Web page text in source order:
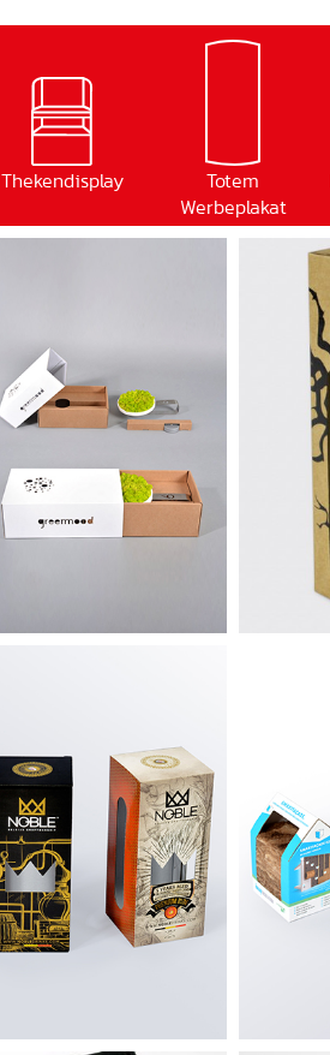
Thekendisplay
Totem
Werbeplakat